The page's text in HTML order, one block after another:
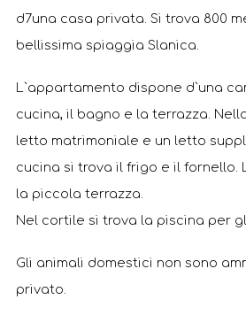
d7una casa privata. Si trova 800
bellissima spiaggia Slanica.
L`appartamento dispone d`una
cucina, il bagno e la terrazza.
letto matrimoniale e un letto
cucina si trova il frigo e il fornello.
la piccola terrazza.
Nel cortile si trova la piscina per
Gli animali domestici non sono
privato.